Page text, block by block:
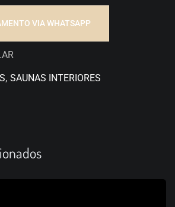
VIA WHATSAPP
, SAUNAS INTERIORES